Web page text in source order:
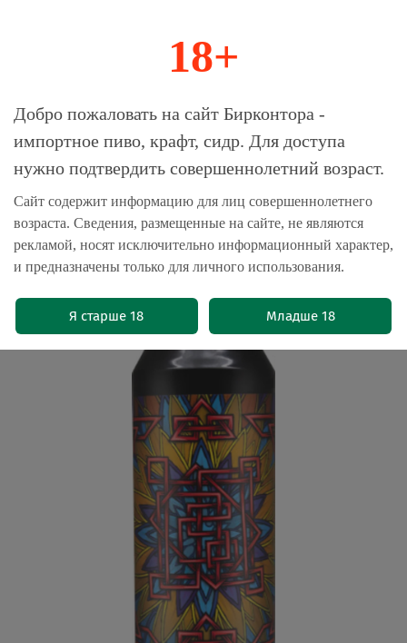
Магазин-Склад импортного пива, крафта и
Главная Пиво крафтовое
Пиво Мантра Эмбиент Симметри /
Mantra Ambient Symmetry 0.5л -
10шт
(0)
18+
Добро пожаловать на сайт Бирконтора -
импортное пиво, крафт, сидр. Для доступа
нужно подтвердить совершеннолетний возраст.
Сайт содержит информацию для лиц совершеннолетнего
возраста. Сведения, размещенные на сайте, не являются
рекламой, носят исключительно информационный характер,
и предназначены только для личного использования.
Я старше 18 Младше 18